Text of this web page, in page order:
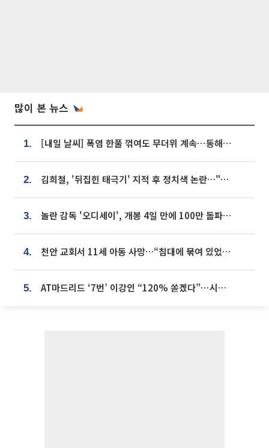
많이 본 뉴스
1. [내일 날씨] 폭염 한풀 꺾여도 무더위 계속⋯동해안 이틀 연속 비
2. 김희철, '뒤집힌 태극기' 지적 후 정치색 논란…"좌우 떠나 우리나라 국기"
3. 놀란 감독 '오디세이', 개봉 4일 만에 100만 돌파⋯'왕사남' 보다 빠르다
4. 천안 교회서 11세 아동 사망…“침대에 묶여 있었다” 진술 확보
5. AT마드리드 ‘7번’ 이강인 “120% 쏟겠다”⋯시메오네 감독 “필요한 선수”